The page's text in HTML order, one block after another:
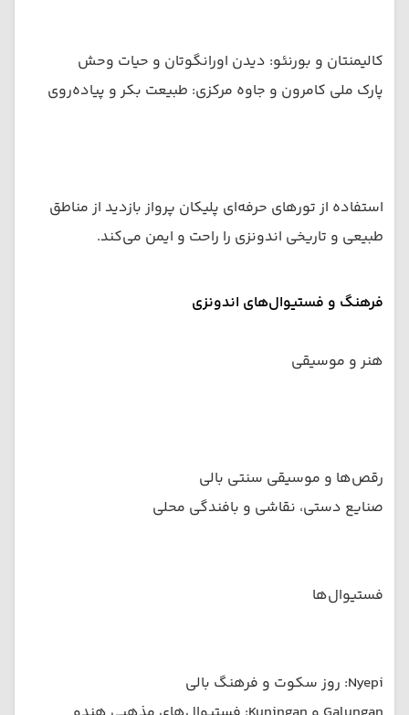
کالیمنتان و بورنئو: دیدن اورانگوتان و حیات وحش
پارک ملی کامرون و جاوه مرکزی: طبیعت بکر و پیاده‌روی
استفاده از تورهای حرفه‌ای پلیکان پرواز بازدید از مناطق
طبیعی و تاریخی اندونزی را راحت و ایمن می‌کند.
فرهنگ و فستیوال‌های اندونزی
هنر و موسیقی
رقص‌ها و موسیقی سنتی بالی
صنایع دستی، نقاشی و بافندگی محلی
فستیوال‌ها
Nyepi: روز سکوت و فرهنگ بالی